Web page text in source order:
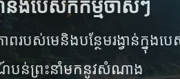
និងបេសកកម្មចាស់ៗ
របស់មេនិង​​បន្ថែមរង្វាន់ក្នុងប
រណ៍បន់ព្រះនាំមកនូវសំណាង